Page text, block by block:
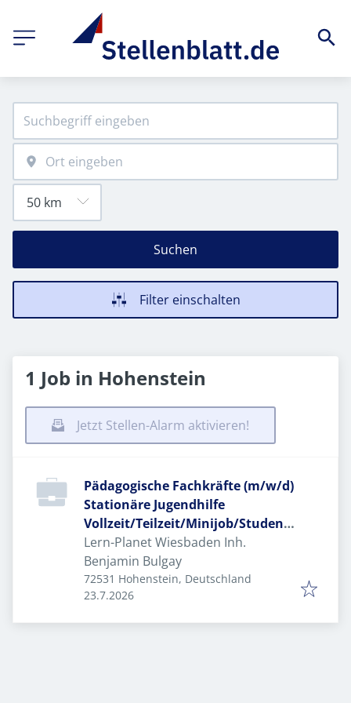
Suchen
Filter einschalten
1 Job in Hohenstein
Jetzt Stellen-Alarm aktivieren!
Pädagogische Fachkräfte (m/w/d)
Stationäre Jugendhilfe
Vollzeit/Teilzeit/Minijob/Studente
n
Lern-Planet Wiesbaden Inh.
Benjamin Bulgay
72531 Hohenstein, Deutschland
Veröffentlicht
23.7.2026